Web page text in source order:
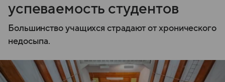
успеваемость студентов
Большинство учащихся страдают от хронического
недосыпа.